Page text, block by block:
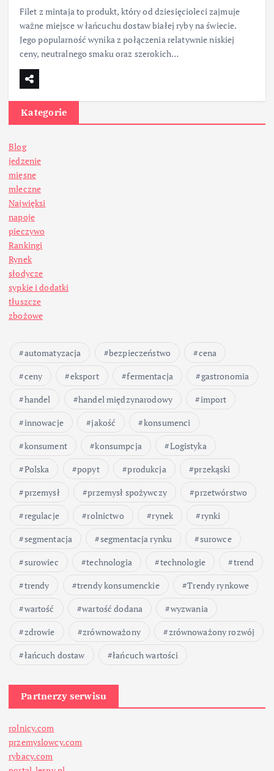
Filet z mintaja to produkt, który od dziesięcioleci zajmuje
ważne miejsce w łańcuchu dostaw białej ryby na świecie.
Jego popularność wynika z połączenia relatywnie niskiej
ceny, neutralnego smaku oraz szerokich…
Kategorie
Blog
jedzenie
mięsne
mleczne
Najwięksi
napoje
pieczywo
Rankingi
Rynek
słodycze
sypkie i dodatki
tłuszcze
zbożowe
automatyzacja bezpieczeństwo
cena
ceny
eksport fermentacja
gastronomia
handel
handel międzynarodowy
import
innowacje
jakość
konsumenci
konsument
konsumpcja
Logistyka
Polska
popyt produkcja
przekąski
przemysł
przemysł spożywczy
przetwórstwo
regulacje
rolnictwo rynek
rynki
segmentacja
segmentacja rynku
surowce
surowiec
technologia technologie
trend
trendy
trendy konsumenckie
Trendy rynkowe
wartość
wartość dodana
wyzwania
zdrowie
zrównoważony
zrównoważony rozwój
łańcuch dostaw
łańcuch wartości
Partnerzy serwisu
rolnicy.com
przemyslowcy.com
rybacy.com